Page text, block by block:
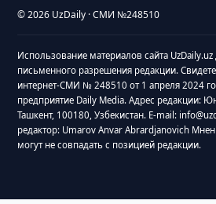
© 2026 UzDaily · СМИ №248510
Использование материалов сайта UzDaily.uz
письменного разрешения редакции.
интернет-СМИ № 248510 от 1 апреля 2024
предприятие Daily Media. Адрес редакции:
Ташкент, 100180, Узбекистан. E-mail:
редактор: Umarov Anvar Abrardjanovich
могут не совпадать с позицией редакции.